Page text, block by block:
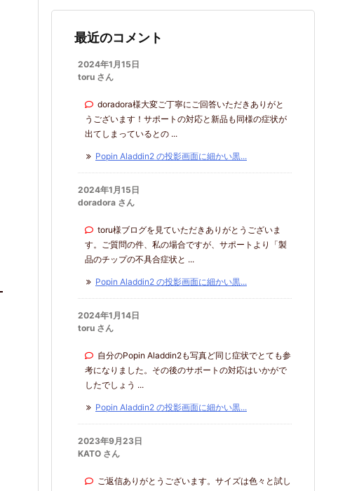
リ
最近のコメント
2024年1月15日
toru さん
doradora様大変ご丁寧にご回答いただきありがと
うございます！サポートの対応と新品も同様の症状が
出てしまっているとの ...
Popin Aladdin2 の投影画面に細かい黒...
2024年1月15日
doradora さん
toru様ブログを見ていただきありがとうございま
す。ご質問の件、私の場合ですが、サポートより「製
品のチップの不具合症状と ...
Popin Aladdin2 の投影画面に細かい黒...
2024年1月14日
toru さん
自分のPopin Aladdin2も写真ど同じ症状でとても参
考になりました。その後のサポートの対応はいかがで
したでしょう ...
Popin Aladdin2 の投影画面に細かい黒...
2023年9月23日
KATO さん
ご返信ありがとうございます。サイズは色々と試し